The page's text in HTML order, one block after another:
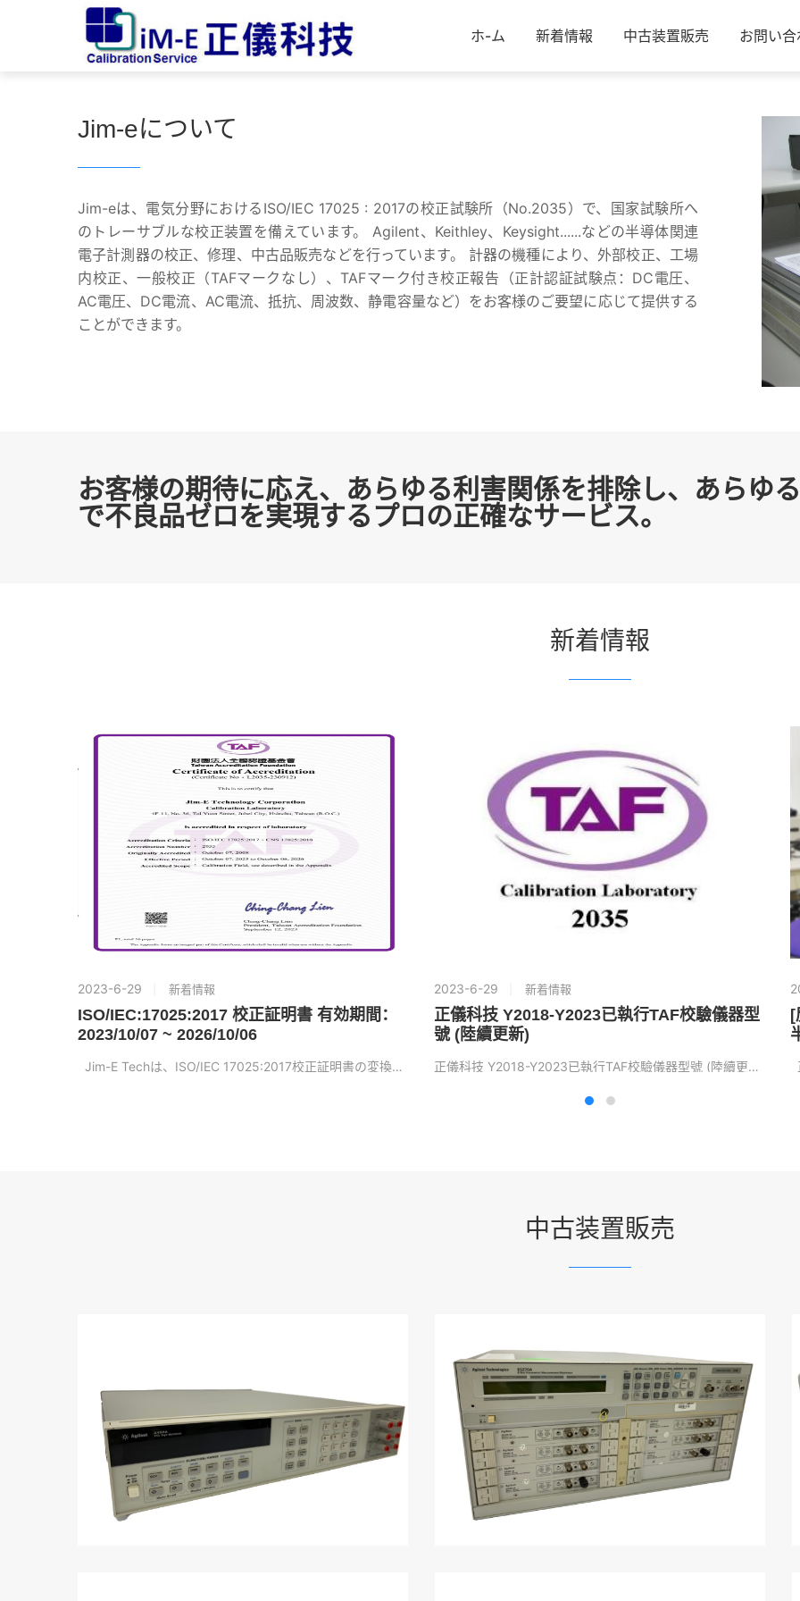
ホ-ム 新着情報 中古装置販売 お問い合
Jim-eについて
Jim-eは、電気分野におけるISO/IEC 17025 : 2017の校正試験所（No.2035）で、国家試験所へ
のトレーサブルな校正装置を備えています。 Agilent、Keithley、Keysight......などの半導体関連
電子計測器の校正、修理、中古品販売などを行っています。 計器の機種により、外部校正、工場
内校正、一般校正（TAFマークなし）、TAFマーク付き校正報告（正計認証試験点：DC電圧、
AC電圧、DC電流、AC電流、抵抗、周波数、静電容量など）をお客様のご要望に応じて提供する
ことができます。
お客様の期待に応え、あらゆる利害関係を排除し、あらゆ
で不良品ゼロを実現するプロの正確なサービス。
新着情報
2023-6-29 新着情報
ISO/IEC:17025:2017 校正証明書 有効期間：
2023/10/07 ~ 2026/10/06
Jim-E Techは、ISO/IEC 17025:2017校正証明書の変換、新規認証…
2023-6-29 新着情報
正儀科技 Y2018-Y2023已執行TAF校驗儀器型
號 (陸續更新)
正儀科技 Y2018-Y2023已執行TAF校驗儀器型號 (陸續更新) 詳見連結列表檔案： Y201…
中古装置販売